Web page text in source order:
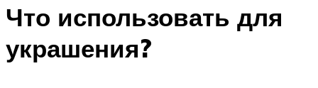
Что использовать для
украшения?